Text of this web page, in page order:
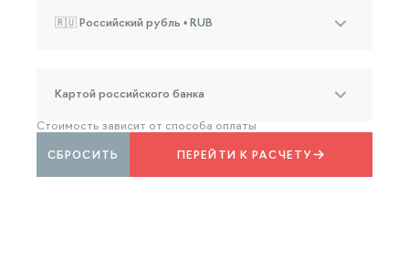
🇷🇺 Российский рубль • RUB
Картой российского банка
Стоимость зависит от способа оплаты
ПЕРЕЙТИ К РАСЧЕТУ
СБРОСИТЬ